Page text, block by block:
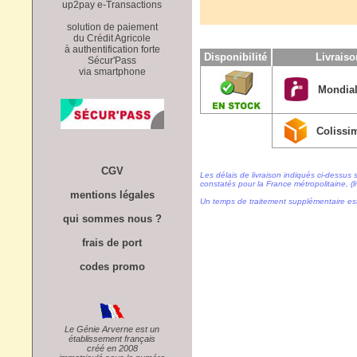
up2pay e-Transactions
solution de paiement
du Crédit Agricole
à authentification forte
Sécur'Pass
via smartphone
CGV
mentions légales
qui sommes nous ?
frais de port
codes promo
Le Génie Arverne est un
établissement français
créé en 2008
Disponibilité
Les délais de livraison indiqués ci-
constatés pour la France métropolitaine,
Un temps de traitement supplémentaire